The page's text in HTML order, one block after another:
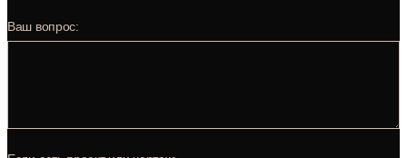
Ваш вопрос: